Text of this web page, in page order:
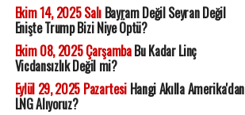
Ekim 14, 2025 SalıBayram Değil Seyran Değil
Enişte Trump Bizi Niye Öptü?
Ekim 08, 2025 ÇarşambaBu Kadar Linç
Vicdansızlık Değil mi?
Eylül 29, 2025 PazartesiHangi Akılla Amerika'dan
LNG Alıyoruz?